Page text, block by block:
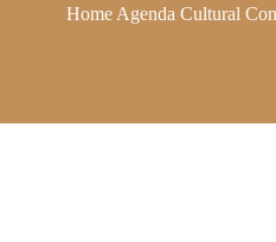
Home Agenda Cultural